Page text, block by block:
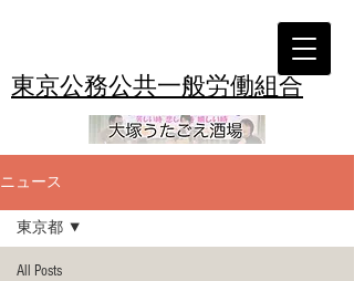
東京公務公共一般労働組合
ニュース
All Posts
東京都